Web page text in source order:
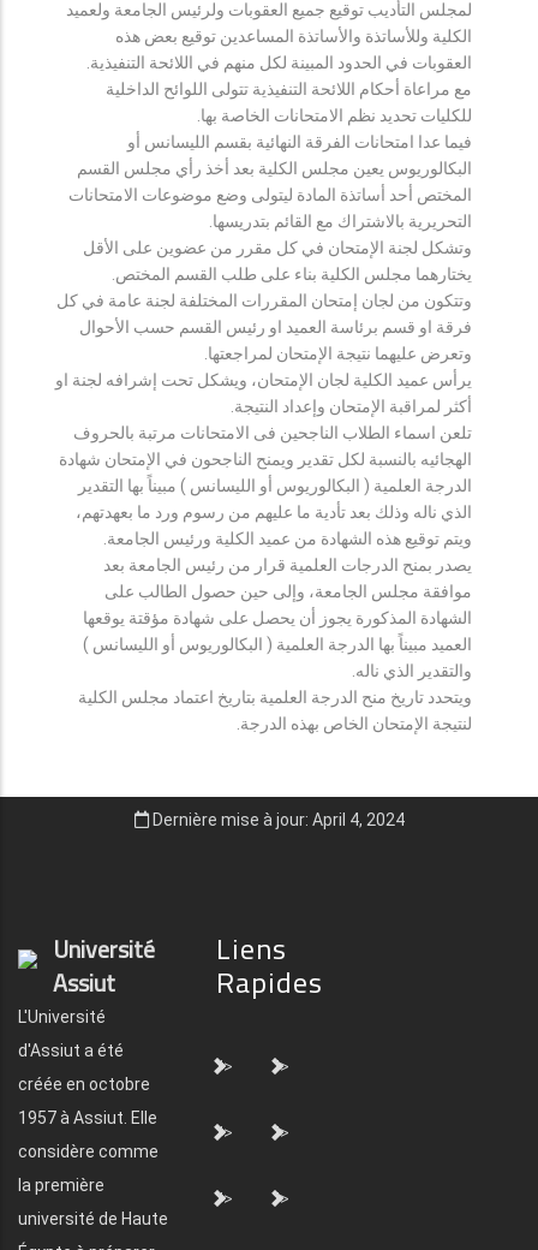
لمجلس التأديب توقيع جميع العقوبات ولرئيس الجامعة ولعميد
الكلية وللأساتذة والأساتذة المساعدين توقيع بعض هذه
العقوبات في الحدود المبينة لكل منهم في اللائحة التنفيذية.
مع مراعاة أحكام اللائحة التنفيذية تتولى اللوائح الداخلية
للكليات تحديد نظم الامتحانات الخاصة بها.
فيما عدا امتحانات الفرقة النهائية بقسم الليسانس أو
البكالوريوس يعين مجلس الكلية بعد أخذ رأي مجلس القسم
المختص أحد أساتذة المادة ليتولى وضع موضوعات الامتحانات
التحريرية بالاشتراك مع القائم بتدريسها.
وتشكل لجنة الإمتحان في كل مقرر من عضوين على الأقل
يختارهما مجلس الكلية بناء على طلب القسم المختص.
وتتكون من لجان إمتحان المقررات المختلفة لجنة عامة في كل
فرقة او قسم برئاسة العميد او رئيس القسم حسب الأحوال
وتعرض عليهما نتيجة الإمتحان لمراجعتها.
يرأس عميد الكلية لجان الإمتحان، ويشكل تحت إشرافه لجنة او
أكثر لمراقبة الإمتحان وإعداد النتيجة.
تلعن اسماء الطلاب الناجحين فى الامتحانات مرتبة بالحروف
الهجائيه بالنسبة لكل تقدير ويمنح الناجحون في الإمتحان شهادة
الدرجة العلمية ( البكالوريوس أو الليسانس ) مبيناً بها التقدير
الذي ناله وذلك بعد تأدية ما عليهم من رسوم ورد ما بعهدتهم،
ويتم توقيع هذه الشهادة من عميد الكلية ورئيس الجامعة.
يصدر بمنح الدرجات العلمية قرار من رئيس الجامعة بعد
موافقة مجلس الجامعة، وإلى حين حصول الطالب على
الشهادة المذكورة يجوز أن يحصل على شهادة مؤقتة يوقعها
العميد مبيناً بها الدرجة العلمية ( البكالوريوس أو الليسانس )
والتقدير الذي ناله.
ويتحدد تاريخ منح الدرجة العلمية بتاريخ اعتماد مجلس الكلية
لنتيجة الإمتحان الخاص بهذه الدرجة.
Dernière mise à jour: April 4, 2024
Université
Assiut
L'Université
d'Assiut a été
créée en octobre
1957 à Assiut. Elle
considère comme
la première
université de Haute
Liens
Rapides
"> ">
"> ">
"> ">